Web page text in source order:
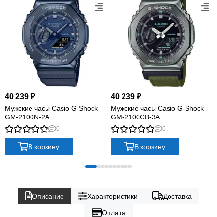
40 239 ₽
Мужские часы Casio G-Shock
GM-2100N-2A
0
В корзину
40 239 ₽
Мужские часы Casio G-Shock
GM-2100CB-3A
0
В корзину
Описание Характеристики Доставка
Оплата